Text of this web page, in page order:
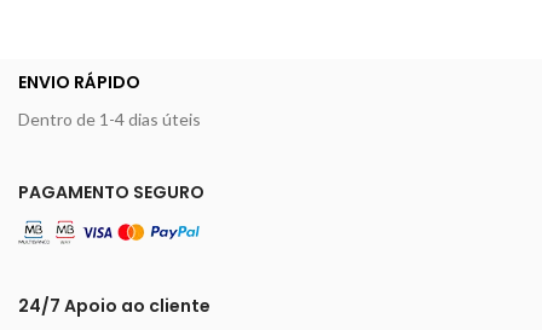
ENVIO RÁPIDO
Dentro de 1-4 dias úteis
PAGAMENTO SEGURO
24/7 Apoio ao cliente